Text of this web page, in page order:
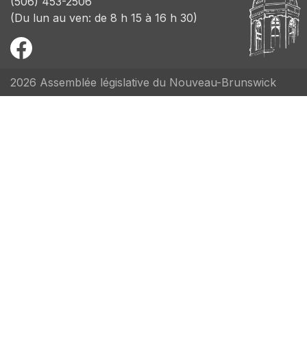
(Du lun au ven: de 8 h 15 à 16 h 30)
2026 Assemblée législative du Nouveau-Brunswick